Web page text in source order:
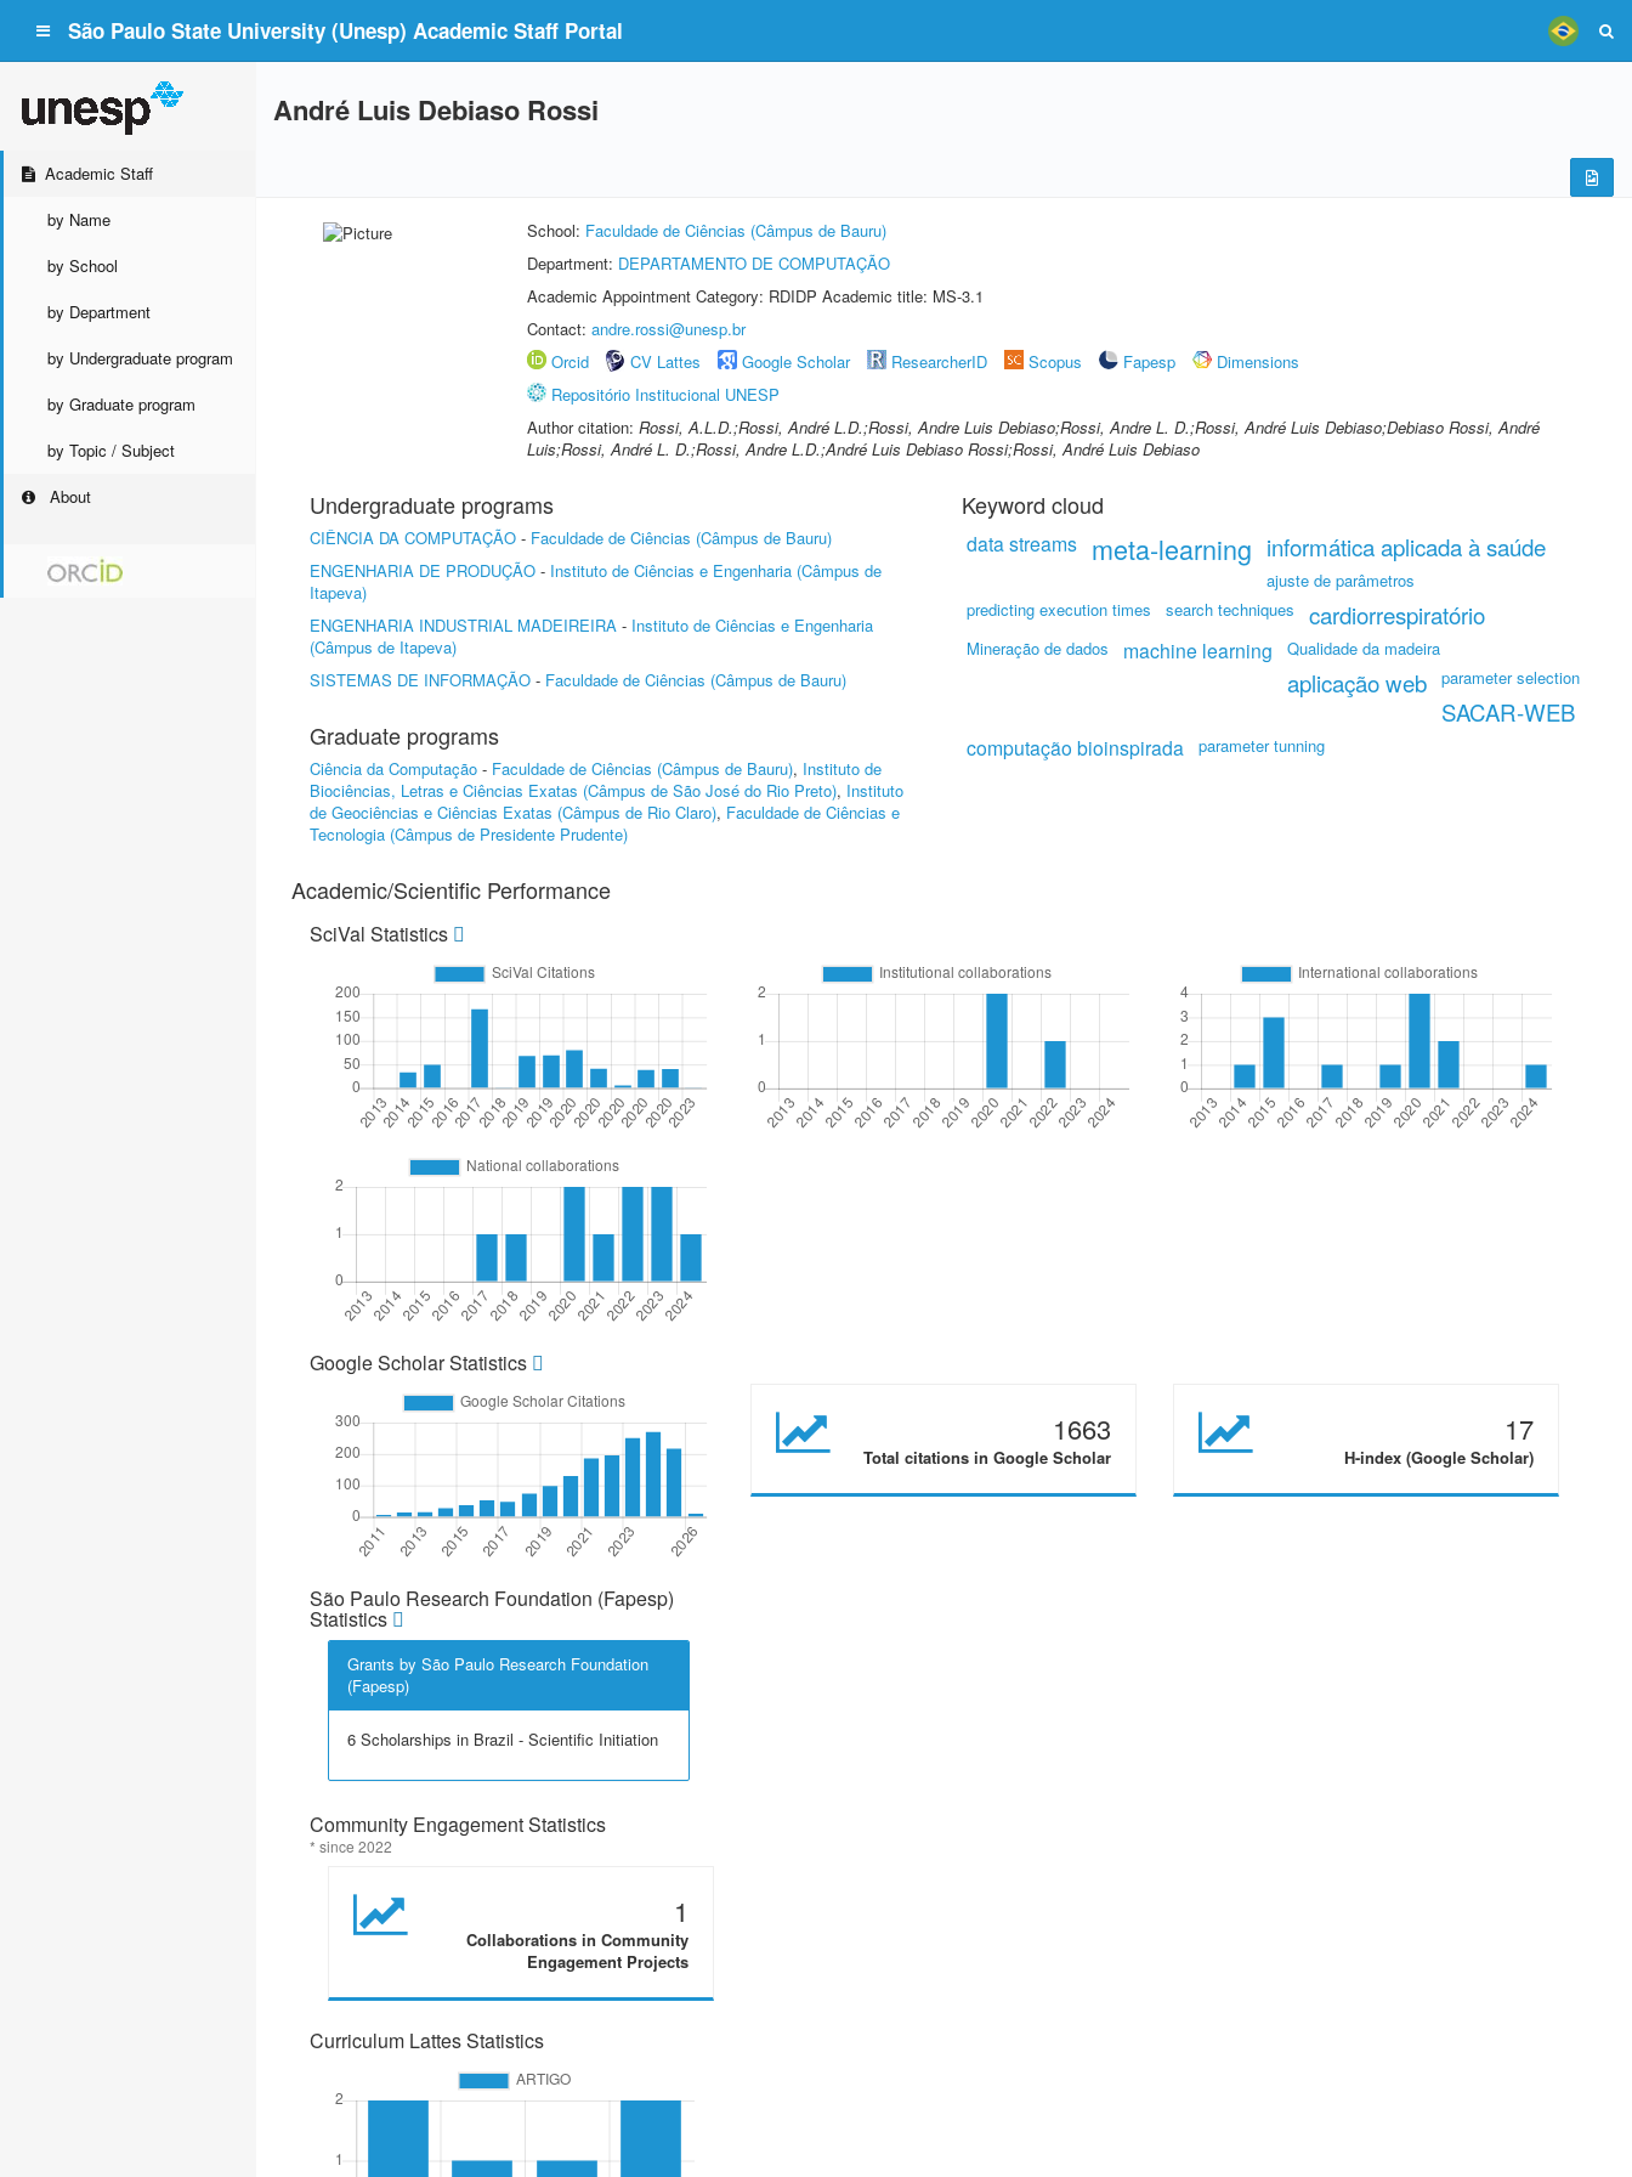
São Paulo State University (Unesp) Academic Staff Portal
Academic Staff
by Name
by School
by Department
by Undergraduate program
by Graduate program
by Topic / Subject
About
André Luis Debiaso Rossi
School: Faculdade de Ciências (Câmpus de Bauru)
Department: DEPARTAMENTO DE COMPUTAÇÃO
Academic Appointment Category: RDIDP Academic title: MS-3.1
Contact: andre.rossi@unesp.br
Orcid
CV Lattes Google Scholar ResearcherID Scopus Fapesp
Dimensions
Repositório Institucional UNESP
Author citation: Rossi, A.L.D.;Rossi, André L.D.;Rossi, Andre Luis Debiaso;Rossi, Andre L. D.;Rossi, André Luis Debiaso;Debiaso Rossi, André
Luis;Rossi, André L. D.;Rossi, Andre L.D.;André Luis Debiaso Rossi;Rossi, André Luis Debiaso
Undergraduate programs
CIÊNCIA DA COMPUTAÇÃO - Faculdade de Ciências (Câmpus de Bauru)
ENGENHARIA DE PRODUÇÃO - Instituto de Ciências e Engenharia (Câmpus de
Itapeva)
ENGENHARIA INDUSTRIAL MADEIREIRA - Instituto de Ciências e Engenharia
(Câmpus de Itapeva)
SISTEMAS DE INFORMAÇÃO - Faculdade de Ciências (Câmpus de Bauru)
Graduate programs
Ciência da Computação - Faculdade de Ciências (Câmpus de Bauru), Instituto de
Biociências, Letras e Ciências Exatas (Câmpus de São José do Rio Preto), Instituto
de Geociências e Ciências Exatas (Câmpus de Rio Claro), Faculdade de Ciências e
Tecnologia (Câmpus de Presidente Prudente)
Keyword cloud
data streams meta-learning informática aplicada à saúde
ajuste de parâmetros
predicting execution times
search techniques cardiorrespiratório
Mineração de dados machine learning Qualidade da madeira
aplicação web parameter selection
SACAR-WEB
computação bioinspirada parameter tunning
Academic/Scientific Performance
SciVal Statistics
Google Scholar Statistics
1663
Total citations in Google Scholar
17
H-index (Google Scholar)
São Paulo Research Foundation (Fapesp)
Statistics
Grants by São Paulo Research Foundation
(Fapesp)
6 Scholarships in Brazil - Scientific Initiation
Community Engagement Statistics
* since 2022
1
Collaborations in Community
Engagement Projects
Curriculum Lattes Statistics